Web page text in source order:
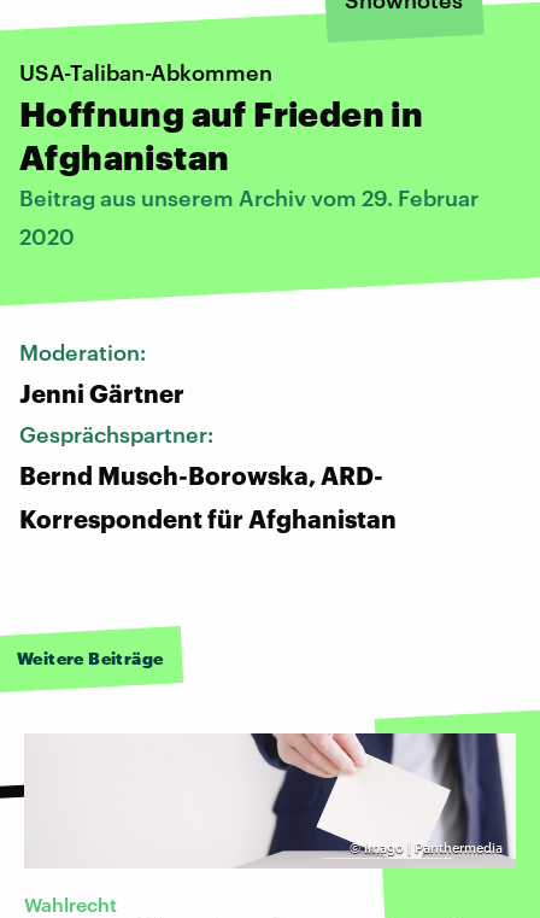
USA-Taliban-Abkommen
Hoffnung auf Frieden in
Afghanistan
Beitrag aus unserem Archiv vom 29. Februar
2020
Moderation:
Jenni Gärtner
Gesprächspartner:
Bernd Musch-Borowska, ARD-
Korrespondent für Afghanistan
Weitere Beiträge
©Imago | Panthermedia
Wahlrecht